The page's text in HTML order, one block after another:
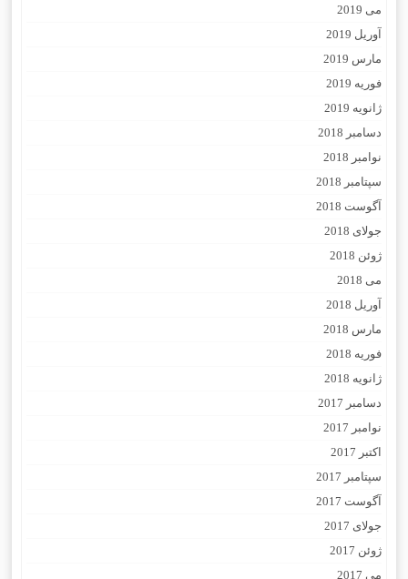
می 2019
آوریل 2019
مارس 2019
فوریه 2019
ژانویه 2019
دسامبر 2018
نوامبر 2018
سپتامبر 2018
آگوست 2018
جولای 2018
ژوئن 2018
می 2018
آوریل 2018
مارس 2018
فوریه 2018
ژانویه 2018
دسامبر 2017
نوامبر 2017
اکتبر 2017
سپتامبر 2017
آگوست 2017
جولای 2017
ژوئن 2017
می 2017